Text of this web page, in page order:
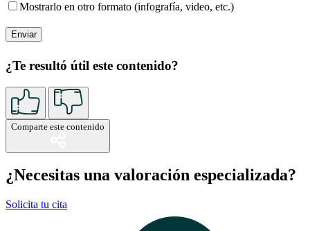
Mostrarlo en otro formato (infografía, video, etc.)
¿Te resultó útil este contenido?
Comparte este contenido
¿Necesitas una valoración especializada?
Solicita tu cita